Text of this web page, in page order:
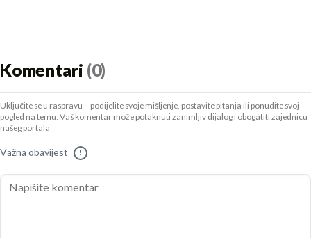
Komentari (0)
Uključite se u raspravu – podijelite svoje mišljenje, postavite pitanja ili ponudite svoj
pogled na temu. Vaš komentar može potaknuti zanimljiv dijalog i obogatiti zajednicu
našeg portala.
Važna obavijest !